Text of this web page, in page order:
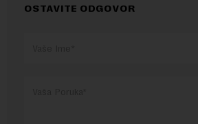
OSTAVITE ODGOVOR